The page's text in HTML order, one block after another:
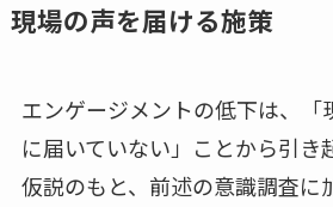
現場の声を届ける施策
エンゲージメントの低下は、「
に届いていない」ことから引き
仮説のもと、前述の意識調査に